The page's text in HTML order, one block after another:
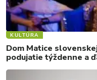
KULTÚRA
Dom Matice
podujatie týždenne a